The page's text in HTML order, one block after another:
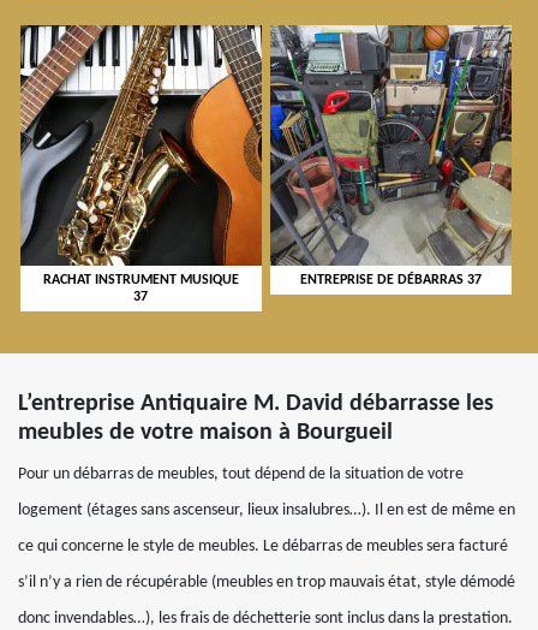
RACHAT INSTRUMENT MUSIQUE
37
ENTREPRISE DE DÉBARRAS 37
L’entreprise Antiquaire M. David débarrasse les
meubles de votre maison à Bourgueil
Pour un débarras de meubles, tout dépend de la situation de votre
logement (étages sans ascenseur, lieux insalubres…). Il en est de même en
ce qui concerne le style de meubles. Le débarras de meubles sera facturé
s’il n’y a rien de récupérable (meubles en trop mauvais état, style démodé
donc invendables…), les frais de déchetterie sont inclus dans la prestation.